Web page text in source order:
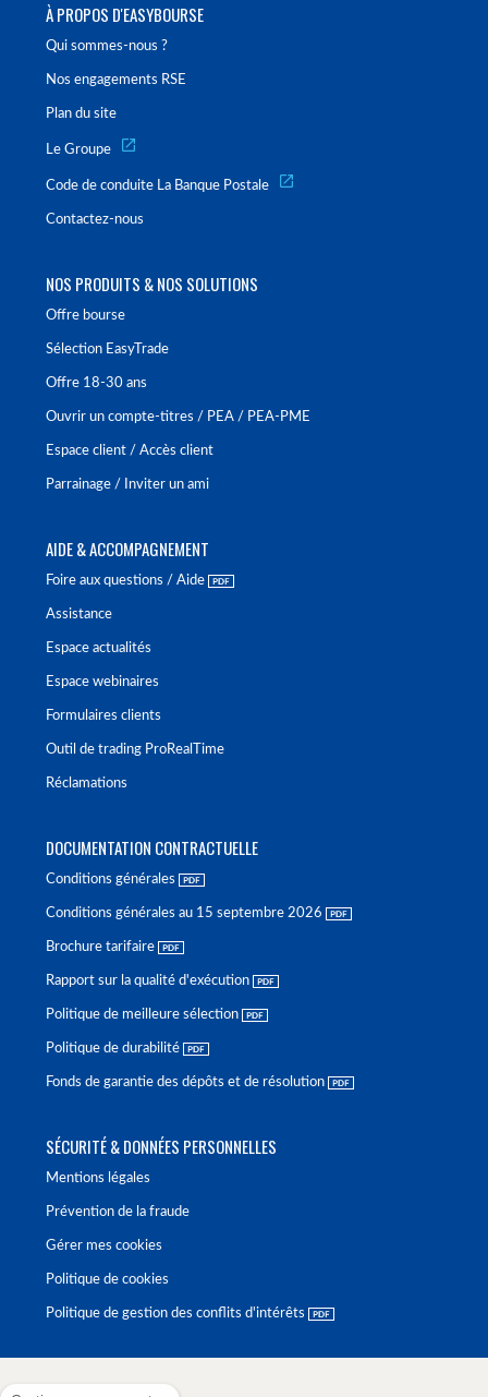
À PROPOS D'EASYBOURSE
Qui sommes-nous ?
Nos engagements RSE
Plan du site
Le Groupe
Code de conduite La Banque Postale
Contactez-nous
NOS PRODUITS & NOS SOLUTIONS
Offre bourse
Sélection EasyTrade
Offre 18-30 ans
Ouvrir un compte-titres / PEA / PEA-PME
Espace client / Accès client
Parrainage / Inviter un ami
AIDE & ACCOMPAGNEMENT
Foire aux questions / Aide
Assistance
Espace actualités
Espace webinaires
Formulaires clients
Outil de trading ProRealTime
Réclamations
DOCUMENTATION CONTRACTUELLE
Conditions générales
Conditions générales au 15 septembre 2026
Brochure tarifaire
Rapport sur la qualité d'exécution
Politique de meilleure sélection
Politique de durabilité
Fonds de garantie des dépôts et de résolution
SÉCURITÉ & DONNÉES PERSONNELLES
Mentions légales
Prévention de la fraude
Gérer mes cookies
Politique de cookies
Politique de gestion des conflits d'intérêts